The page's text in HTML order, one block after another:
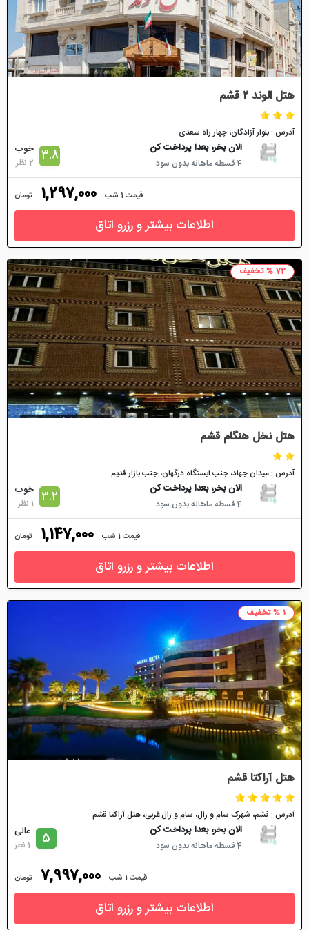
هتل الوند ۲ قشم
آدرس : بلوار آزادگان، چهار راه سعدی
الان بخر، بعدا پرداخت کن
4 قسطه ماهانه بدون سود 3.8 خوب
2 نظر
قیمت 1 شب 1,297,000 تومان
اطلاعات بیشتر و رزرو اتاق
72 % تخفیف
هتل نخل هنگام قشم
آدرس : میدان جهاد، جنب ایستگاه درگهان، جنب بازار قدیم
الان بخر، بعدا پرداخت کن
4 قسطه ماهانه بدون سود 3.2 خوب
1 نظر
قیمت 1 شب 1,147,000 تومان
اطلاعات بیشتر و رزرو اتاق
1 % تخفیف
هتل آراکتا قشم
آدرس : قشم، شهرک سام و زال، سام و زال غربی، هتل آراکتا قشم
الان بخر، بعدا پرداخت کن
4 قسطه ماهانه بدون سود 5 عالی
1 نظر
قیمت 1 شب 7,997,000 تومان
اطلاعات بیشتر و رزرو اتاق